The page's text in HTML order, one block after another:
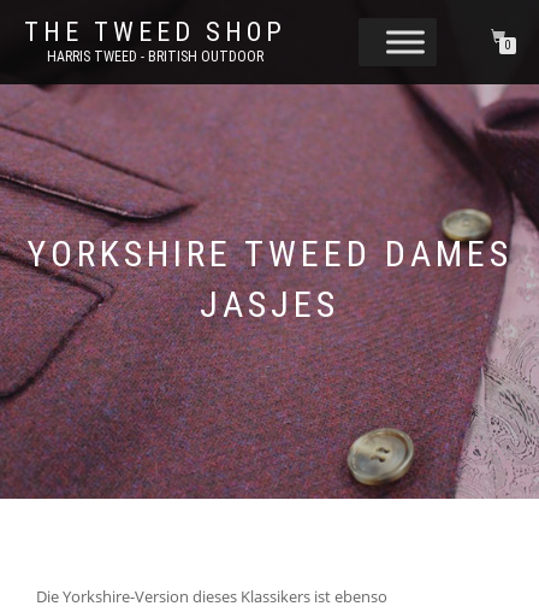
THE TWEED SHOP
HARRIS TWEED - BRITISH OUTDOOR
0
YORKSHIRE TWEED DAMES
JASJES
Die Yorkshire-Version dieses Klassikers ist ebenso